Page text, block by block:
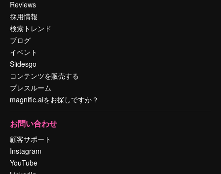
Reviews
採用情報
検索トレンド
ブログ
イベント
Slidesgo
コンテンツを販売する
プレスルーム
magnific.aiをお探しですか？
お問い合わせ
顧客サポート
Instagram
YouTube